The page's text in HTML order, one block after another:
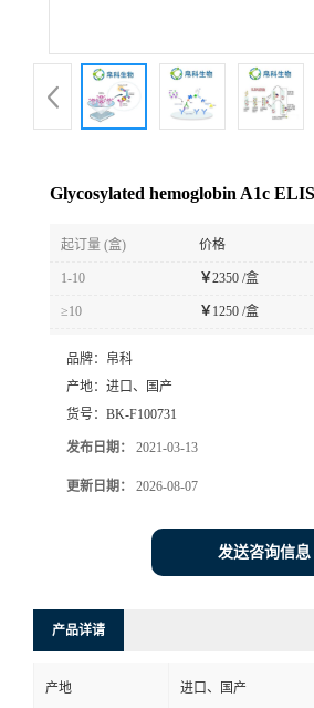
Glycosylated hemoglobin A1c
起订量 (盒) 价格
1-10 ￥2350 /盒
≥10 ￥ 1250 /盒
品牌： 帛科
产地： 进口、国产
货号： BK-F100731
发布日期： 2021-03-13
更新日期： 2026-08-07
发送咨询信息
产品详请
产地 进口、国产